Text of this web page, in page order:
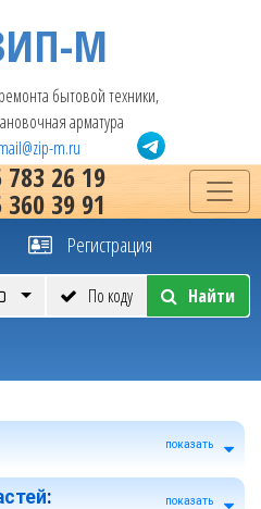
М
бытовой техники,
арматура
m.ru
783 26 19
360 39 91
Регистрация
По коду Найти
показать
: показать